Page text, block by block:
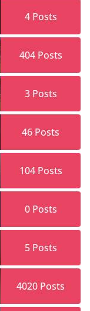
4Posts
404Posts
3Posts
46 Posts
104Posts
0Posts
5Posts
4020 Posts